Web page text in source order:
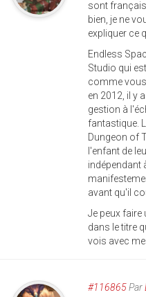
sont français
bien, je ne
expliquer ce
Endless
Studio qui
comme
en 2012, il y
gestion à
fantastique.
Dungeon of
l'enfant de
indépendant
avant qu'il
Je peux faire
dans le titre
vois avec
#116865Par